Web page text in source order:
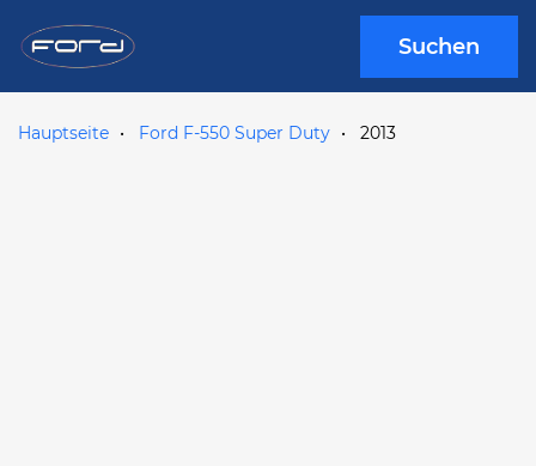
Suchen
Hauptseite Ford F-550 Super Duty 2013